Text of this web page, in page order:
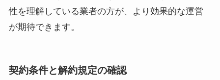
性を理解している業者の方が、より効果的な運営
が期待できます。
契約条件と解約規定の確認